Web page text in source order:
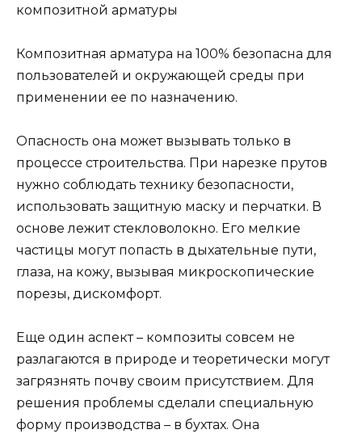
композитной арматуры
Композитная арматура на 100% безопасна для
пользователей и окружающей среды при
применении ее по назначению.
Опасность она может вызывать только в
процессе строительства. При нарезке прутов
нужно соблюдать технику безопасности,
использовать защитную маску и перчатки. В
основе лежит стекловолокно. Его мелкие
частицы могут попасть в дыхательные пути,
глаза, на кожу, вызывая микроскопические
порезы, дискомфорт.
Еще один аспект – композиты совсем не
разлагаются в природе и теоретически могут
загрязнять почву своим присутствием. Для
решения проблемы сделали специальную
форму производства – в бухтах. Она